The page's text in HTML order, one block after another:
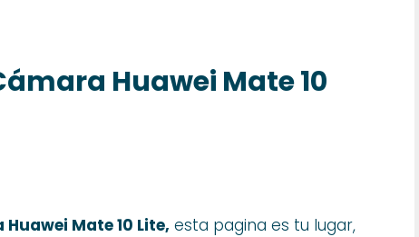
Huawei Mate 10
Mate 10 Lite, esta pagina es tu lugar,